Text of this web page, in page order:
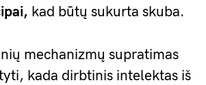
kad būtų sukurta skuba.
mechanizmų supratimas
kada dirbtinis intelektas iš